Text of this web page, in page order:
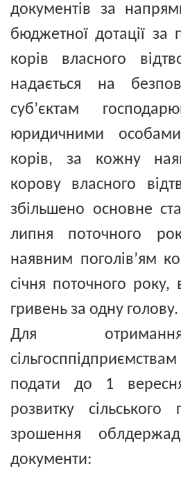
документів за
бюджетної дотації за
корів власного
надається на
суб’єктам
юридичними
корів, за кожну
корову власного
збільшено основне
липня поточного
наявним поголів’ям
січня поточного року,
гривень за одну голову.
Для
подати до 1
розвитку сільського
зрошення
документи: